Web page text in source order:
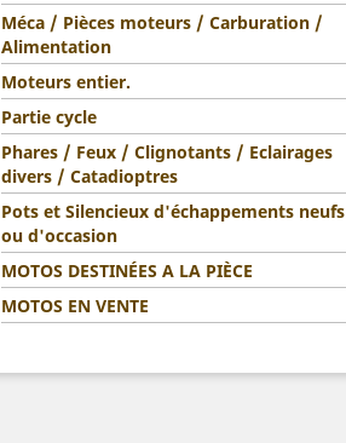
Méca / Pièces moteurs / Carburation /
Alimentation
Moteurs entier.
Partie cycle
Phares / Feux / Clignotants / Eclairages
divers / Catadioptres
Pots et Silencieux d'échappements neufs
ou d'occasion
MOTOS DESTINÉES A LA PIÈCE
MOTOS EN VENTE